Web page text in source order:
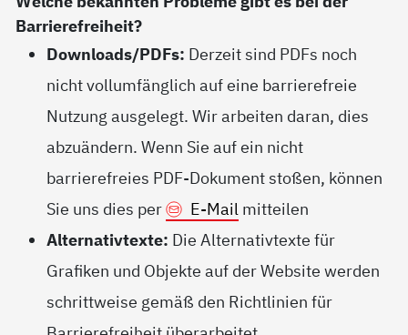
Barrierefreiheit?
Downloads/PDFs: Derzeit sind PDFs noch
nicht vollumfänglich auf eine barrierefreie
Nutzung ausgelegt. Wir arbeiten daran, dies
abzuändern. Wenn Sie auf ein nicht
barrierefreies PDF-Dokument stoßen, können
Sie uns dies per
E-Mailmitteilen
Alternativtexte: Die Alternativtexte für
Grafiken und Objekte auf der Website werden
schrittweise gemäß den Richtlinien für